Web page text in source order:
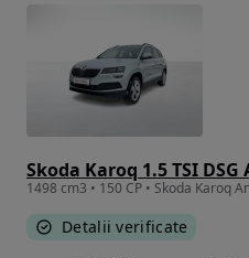
Skoda Karoq 1.5 TSI
Detalii verificate